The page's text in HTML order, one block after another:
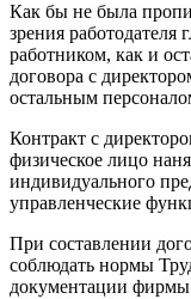
Как бы не была
зрения работодателя
работником, как и
договора с
остальным
Контракт с
физическое лицо
индивидуального
управленческие
При составлении
соблюдать нормы
документации